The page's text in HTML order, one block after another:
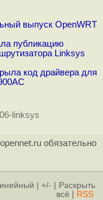
выпуск OpenWRT
публикацию
Linksys
код драйвера для
linksys
обязательно
+/-
Раскрыть
всё
RSS